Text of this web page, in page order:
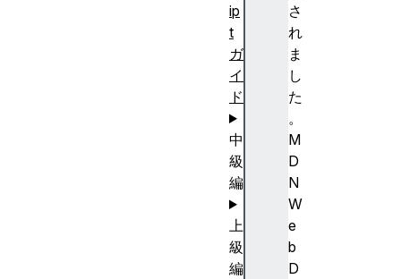
さ
れ
ま
し
た
。
M
D
N
W
e
b
D
ip
t
ガ
イ
ド
中
級
編
上
級
編